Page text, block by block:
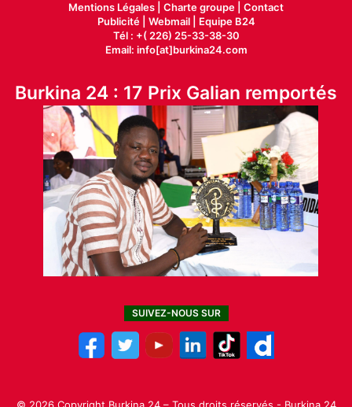
Mentions Légales | Charte groupe | Contact
Publicité| Webmail |
Equipe B24
Tél : +( 226) 25-33-38-30
Email: info[at]burkina24.com
Burkina 24 : 17 Prix Galian remportés
SUIVEZ-NOUS SUR